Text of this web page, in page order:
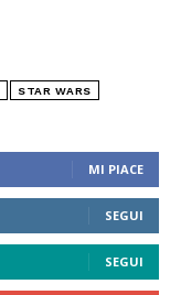
MI PIACE
SEGUI
SEGUI
STAR WARS